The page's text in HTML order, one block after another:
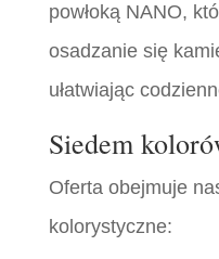
powłoką NANO,
osadzanie się
ułatwiając
Siedem
Oferta obejmuje
kolorystyczne: